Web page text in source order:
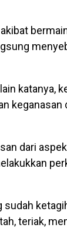
akibat
katanya,
dari
sudah
teriak,